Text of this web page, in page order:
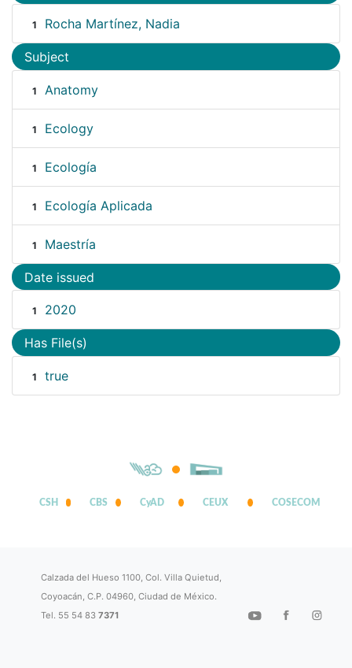
1 Rocha Martínez, Nadia
Subject
1 Anatomy
1 Ecology
1 Ecología
1 Ecología Aplicada
1 Maestría
Date issued
1 2020
Has File(s)
1 true
CSH CBS CyAD CEUX COSECOM
Calzada del Hueso 1100, Col. Villa Quietud,
Coyoacán, C.P. 04960, Ciudad de México.
Tel. 55 54 837371